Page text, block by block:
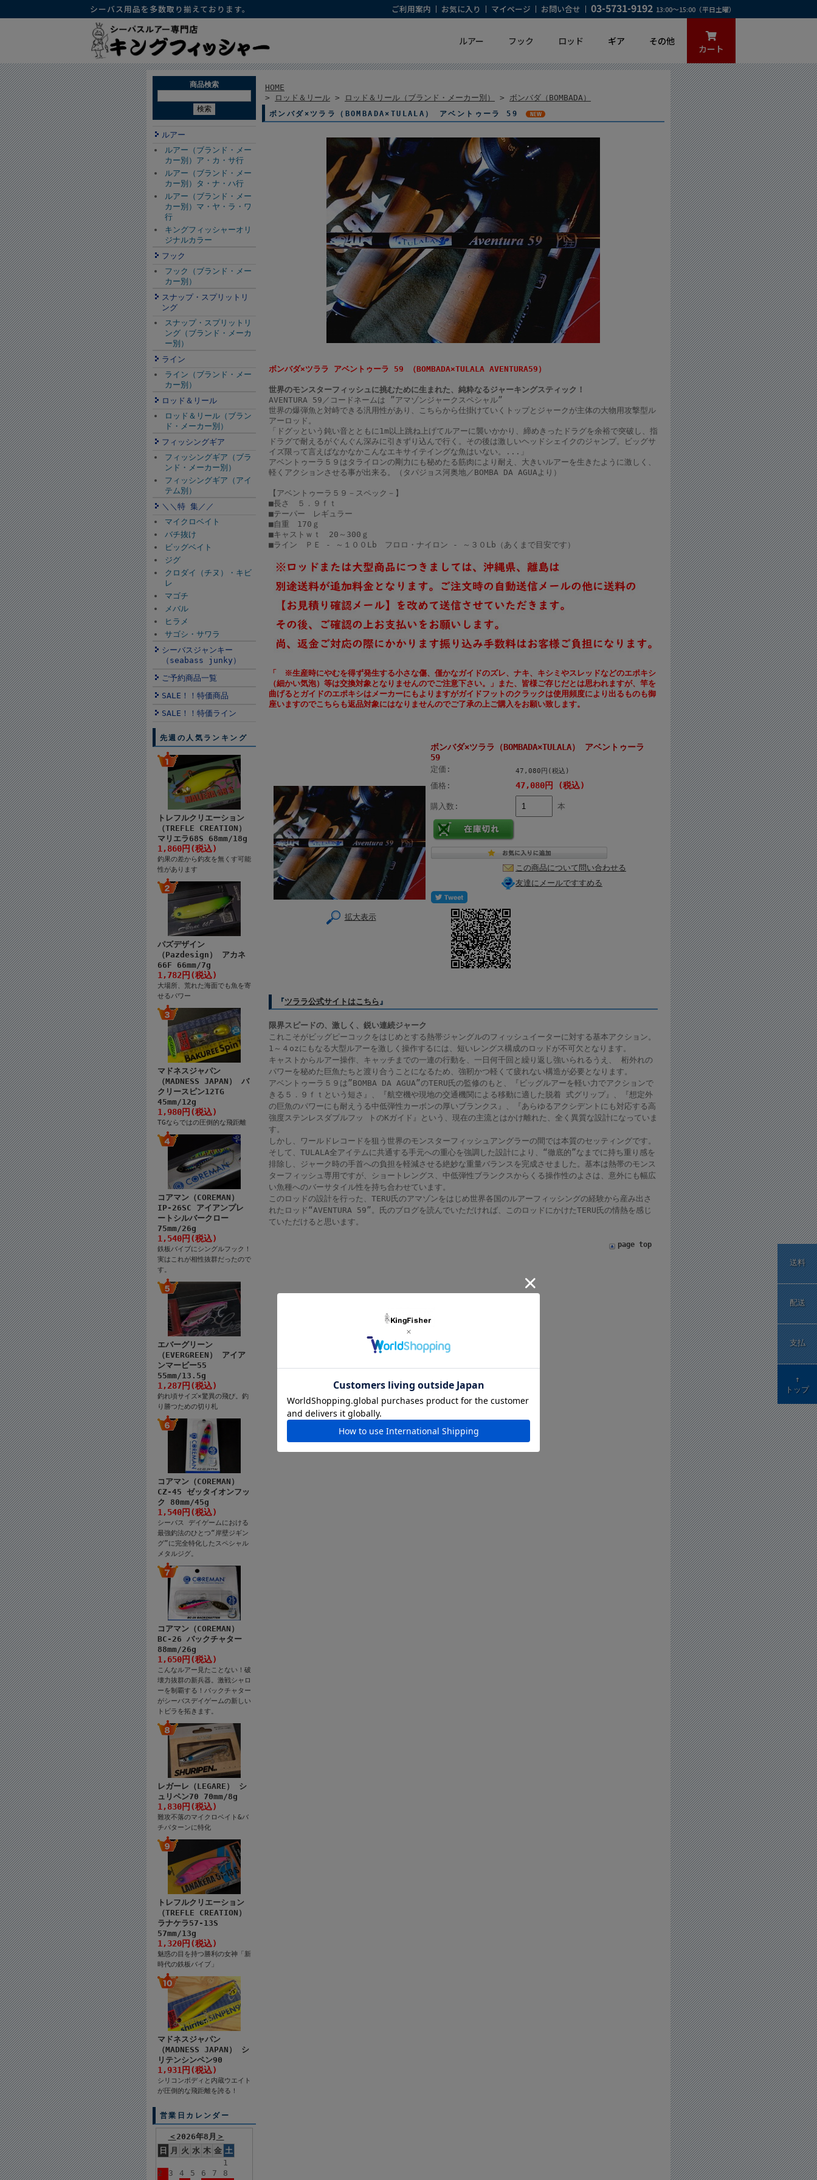
シーバス用品を多数取り揃えております。 ご利用案内 お気に入り マイページ お問い合せ 03-5731-9192 13:00～15:00（平日土曜）
ルアー フック ロッド ギア その他
カート
商品検索
ルアー
ルアー（ブランド・メー
カー別）ア・カ・サ行
ルアー（ブランド・メー
カー別）タ・ナ・ハ行
ルアー（ブランド・メー
カー別）マ・ヤ・ラ・ワ
行
キングフィッシャーオリ
ジナルカラー
フック
フック（ブランド・メー
カー別）
スナップ・スプリットリ
ング
スナップ・スプリットリ
ング（ブランド・メーカ
ー別）
ライン
ライン（ブランド・メー
カー別）
ロッド＆リール
ロッド＆リール（ブラン
ド・メーカー別）
フィッシングギア
フィッシングギア（ブラ
ンド・メーカー別）
フィッシングギア（アイ
テム別）
＼＼特 集／／
マイクロベイト
バチ抜け
ビッグベイト
ジグ
クロダイ（チヌ）・キビ
レ
マゴチ
メバル
ヒラメ
サゴシ・サワラ
シーバスジャンキー
（seabass junky）
ご予約商品一覧
SALE！！特価商品
SALE！！特価ライン
先週の人気ランキング
トレフルクリエーション
（TREFLE CREATION）
マリエラ68S 68mm/18g
1,860円(税込)
釣果の差から釣友を無くす可能
性があります
パズデザイン
（Pazdesign） アカネ
66F 66mm/7g
1,782円(税込)
大場所、荒れた海面でも魚を寄
せるパワー
マドネスジャパン
（MADNESS JAPAN） バ
クリースピン12TG
45mm/12g
1,980円(税込)
TGならではの圧倒的な飛距離
コアマン（COREMAN）
IP-26SC アイアンプレ
ートシルバークロー
75mm/26g
1,540円(税込)
鉄板バイブにシングルフック！
実はこれが相性抜群だったので
す。
エバーグリーン
（EVERGREEN） アイア
ンマービー55
55mm/13.5g
1,287円(税込)
釣れ頃サイズ×驚異の飛び。釣
り勝つための切り札
コアマン（COREMAN）
CZ-45 ゼッタイオンフッ
ク 80mm/45g
1,540円(税込)
シーバス デイゲームにおける
最強釣法のひとつ“岸壁ジギン
グ”に完全特化したスペシャル
メタルジグ。
コアマン（COREMAN）
BC-26 バックチャター
88mm/26g
1,650円(税込)
こんなルアー見たことない！破
壊力抜群の新兵器。激戦シャロ
ーを制覇する！バックチャター
がシーバスデイゲームの新しい
トビラを拓きます。
レガーレ（LEGARE） シ
ュリペン70 70mm/8g
1,830円(税込)
難攻不落のマイクロベイト&バ
チパターンに特化
トレフルクリエーション
（TREFLE CREATION）
ラナケラ57-13S
57mm/13g
1,320円(税込)
魅惑の目を持つ勝利の女神「新
時代の鉄板バイブ」
マドネスジャパン
（MADNESS JAPAN） シ
リテンシンペン90
1,931円(税込)
シリコンボディと内蔵ウエイト
が圧倒的な飛距離を誇る！
営業日カレンダー
＜ 2026年8月 ＞
日
月 火 水 木 金 土
1
2
3 4 5 6 7
8
HOME
>
ロッド＆リール > ロッド＆リール（ブランド・メーカー別） > ボンバダ（BOMBADA）
ボンバダ×ツララ（BOMBADA×TULALA） アベントゥーラ 59
ボンバダ×ツララ アベントゥーラ 59 （BOMBADA×TULALA AVENTURA59）
世界のモンスターフィッシュに挑むために生まれた、純粋なるジャーキングスティック！
AVENTURA 59／コードネームは ”アマゾンジャークスペシャル”
世界の爆弾魚と対峙できる汎用性があり、こちらから仕掛けていくトップとジャークが主体の大物用攻撃型ル
アーロッド。
「ドグッという鈍い音とともに1m以上跳ね上げてルアーに襲いかかり、締めきったドラグを余裕で突破し、指
ドラグで耐えるがぐんぐん深みに引きずり込んで行く。その後は激しいヘッドシェイクのジャンプ。ビッグサ
イズ限って言えばなかなかこんなエキサイテイングな魚はいない。...」
アベントゥーラ５９はタライロンの剛力にも秘めたる筋肉により耐え、大きいルアーを生きたように激しく、
軽くアクションさせる事が出来る。（タパジョス河奥地／BOMBA DA AGUAより）
【アベントゥーラ５９－スペック－】
■長さ ５．９ｆｔ
■テーパー レギュラー
■自重 170ｇ
■キャストｗｔ 20～300ｇ
■ライン ＰＥ - ～１００Lb フロロ・ナイロン - ～３０Lb（あくまで目安です）
「 ※生産時にやむを得ず発生する小さな傷、僅かなガイドのズレ、ナキ、キシミやスレッドなどのエポキシ
（細かい気泡）等は交換対象となりませんのでご注意下さい。」また、皆様ご存じだとは思われますが、竿を
曲げるとガイドのエポキシはメーカーにもよりますがガイドフットのクラックは使用頻度により出るものも御
座いますのでこちらも返品対象にはなりませんのでご了承の上ご購入をお願い致します。
拡大表示
ボンバダ×ツララ（BOMBADA×TULALA） アベントゥーラ
59
定価: 47,080円(税込)
価格: 47,080円 (税込)
購入数: 本
この商品について問い合わせる
友達にメールですすめる
『ツララ公式サイトはこちら』
限界スピードの、激しく、鋭い連続ジャーク
これこそがビッグピーコックをはじめとする熱帯ジャングルのフィッシュイーターに対する基本アクション。
1～４ozにもなる大型ルアーを激しく操作するには、短いレングス構成のロッドが不可欠となります。
キャストからルアー操作、キャッチまでの一連の行動を、一日何千回と繰り返し強いられるうえ、 桁外れの
パワーを秘めた巨魚たちと渡り合うことになるため、強靭かつ軽くて疲れない構造が必要となります。
アベントゥーラ５９は”BOMBA DA AGUA”のTERU氏の監修のもと、『ビッグルアーを軽い力でアクションで
きる５．９ｆｔという短さ』、『航空機や現地の交通機関による移動に適した脱着 式グリップ』、『想定外
の巨魚のパワーにも耐えうる中低弾性カーボンの厚いブランクス』、『あらゆるアクシデントにも対応する高
強度ステンレスダブルフッ トのKガイド』という、現在の主流とはかけ離れた、全く異質な設計になっていま
す。
しかし、ワールドレコードを狙う世界のモンスターフィッシュアングラーの間では本質のセッティングです。
そして、TULALA全アイテムに共通する手元への重心を強調した設計により、“徹底的”なまでに持ち重り感を
排除し、ジャーク時の手首への負担を軽減させる絶妙な重量バランスを完成させました。基本は熱帯のモンス
ターフィッシュ専用ですが、ショートレングス、中低弾性ブランクスからくる操作性のよさは、意外にも幅広
い魚種へのバーサタイル性を持ち合わせています。
このロッドの設計を行った、TERU氏のアマゾンをはじめ世界各国のルアーフィッシングの経験から産み出さ
れたロッド“AVENTURA 59”。氏のブログを読んでいただければ、このロッドにかけたTERU氏の情熱を感じ
ていただけると思います。
page top
送料
配送
支払
↑
トップ